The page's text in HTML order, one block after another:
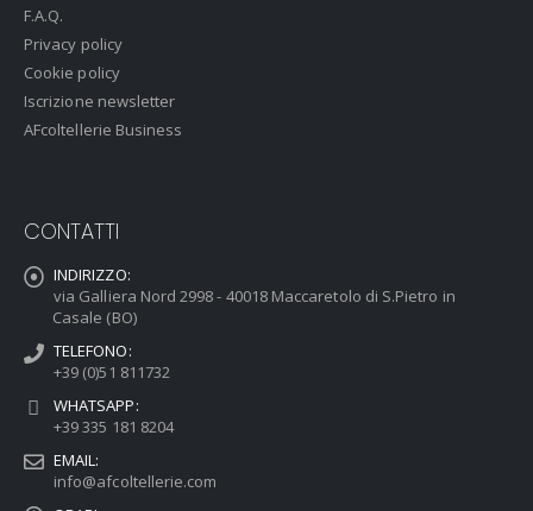
F.A.Q.
Privacy policy
Cookie policy
Iscrizione newsletter
AFcoltellerie Business
CONTATTI
INDIRIZZO:
via Galliera Nord 2998 - 40018 Maccaretolo di S.Pietro in
Casale (BO)
TELEFONO:
+39 (0)51 811732
WHATSAPP:
+39 335 181 8204
EMAIL:
info@afcoltellerie.com